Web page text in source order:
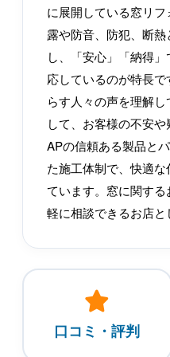
に展開している窓リ
露や防音、防犯、断
し、「安心」「納得
応しているのが特長
らす人々の声を理解
して、お客様の不安
APの信頼ある製品と
た施工体制で、快適
ています。窓に関す
軽に相談できるお店と
口コミ・評判